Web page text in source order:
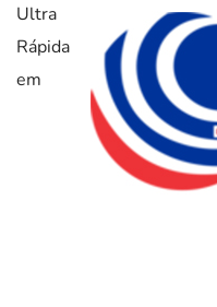
Ultra
Rápida
em